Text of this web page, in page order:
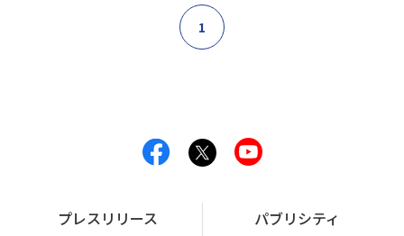
1
プレスリリース
パブリシティ